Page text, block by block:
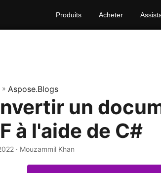
Produits Acheter
» Aspose.Blogs
un
à l'aide de C#
· Mouzammil Khan